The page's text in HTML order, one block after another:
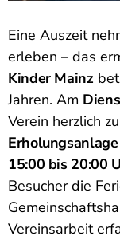
Eine Auszeit
erleben – das
Kinder Mainz
Jahren. Am
Verein herzlich
15:00 bis 20:00
Besucher die
Vereinsarbeit